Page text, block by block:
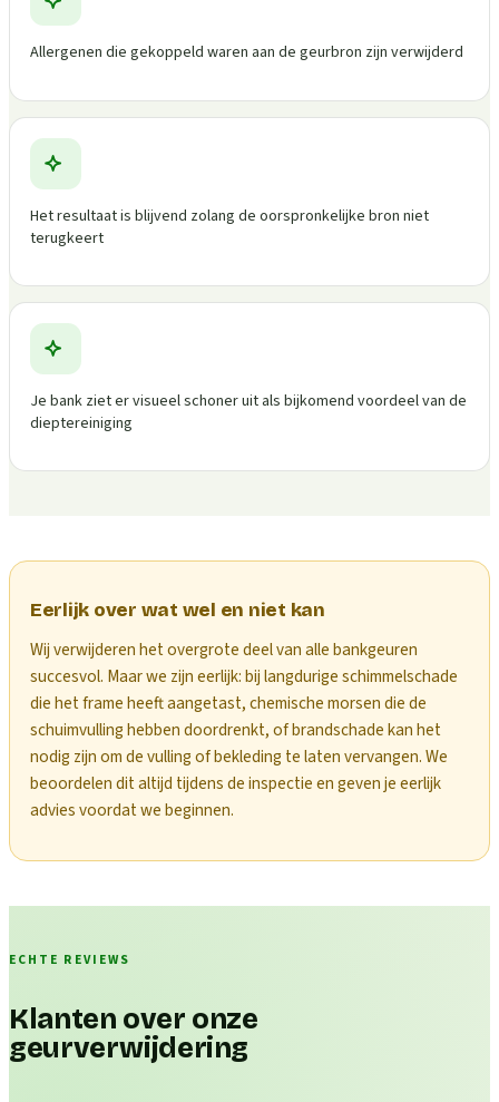
Allergenen die gekoppeld waren aan de geurbron zijn verwijderd
Het resultaat is blijvend zolang de oorspronkelijke bron niet
terugkeert
Je bank ziet er visueel schoner uit als bijkomend voordeel van de
dieptereiniging
Eerlijk over wat wel en niet kan
Wij verwijderen het overgrote deel van alle bankgeuren
succesvol. Maar we zijn eerlijk: bij langdurige schimmelschade
die het frame heeft aangetast, chemische morsen die de
schuimvulling hebben doordrenkt, of brandschade kan het
nodig zijn om de vulling of bekleding te laten vervangen. We
beoordelen dit altijd tijdens de inspectie en geven je eerlijk
advies voordat we beginnen.
ECHTE REVIEWS
Klanten over onze
geurverwijdering